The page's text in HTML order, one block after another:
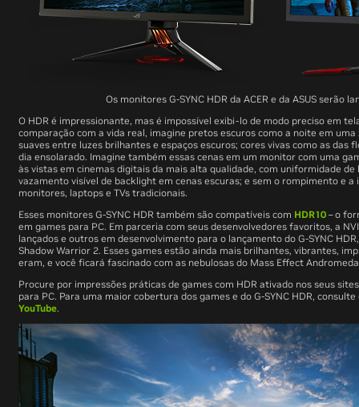
Os monitores G-SYNC HDR da ACER e da ASUS serão
O HDR é impressionante, mas é impossível exibi-lo de modo preciso em
comparação com a vida real, imagine pretos escuros como a noite em
suaves entre luzes brilhantes e espaços escuros; cores vivas como as das
dia ensolarado. Imagine também essas cenas em um monitor com uma
às vistas em cinemas digitais da mais alta qualidade, com uniformidade
vazamento visível de backlight em cenas escuras; e sem o rompimento e
monitores, laptops e TVs tradicionais.
Esses monitores G-SYNC HDR também são compatíveis com HDR10 – o
em games para PC. Em parceria com seus desenvolvedores favoritos, a
lançados e outros em desenvolvimento para o lançamento do G-SYNC
Shadow Warrior 2. Esses games estão ainda mais brilhantes, vibrantes,
eram, e você ficará fascinado com as nebulosas do Mass Effect Andromeda
Procure por impressões práticas de games com HDR ativado nos seus
para PC. Para uma maior cobertura dos games e do G-SYNC HDR,
YouTube.